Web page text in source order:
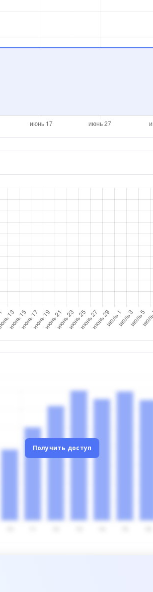
Получить доступ